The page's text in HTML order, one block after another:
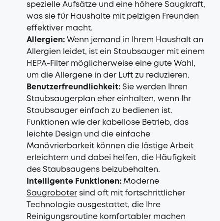
spezielle Aufsätze und eine höhere Saugkraft,
was sie für Haushalte mit pelzigen Freunden
effektiver macht.
Allergien: Wenn jemand in Ihrem Haushalt an
Allergien leidet, ist ein Staubsauger mit einem
HEPA-Filter möglicherweise eine gute Wahl,
um die Allergene in der Luft zu reduzieren.
Benutzerfreundlichkeit: Sie werden Ihren
Staubsaugerplan eher einhalten, wenn Ihr
Staubsauger einfach zu bedienen ist.
Funktionen wie der kabellose Betrieb, das
leichte Design und die einfache
Manövrierbarkeit können die lästige Arbeit
erleichtern und dabei helfen, die Häufigkeit
des Staubsaugens beizubehalten.
Intelligente Funktionen: Moderne
Saugroboter sind oft mit fortschrittlicher
Technologie ausgestattet, die Ihre
Reinigungsroutine komfortabler machen